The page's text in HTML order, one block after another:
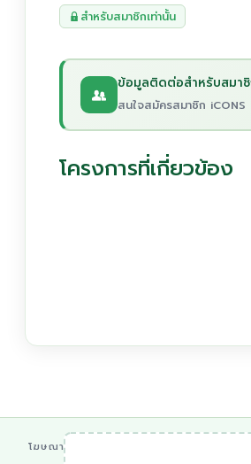
สำหรับสมาชิกเท่านั้น
ข้อมูลติดต่อสำหรับสมาชิ
สนใจสมัครสมาชิก iCONS
โครงการที่เกี่ยวข้อง
โฆษณา